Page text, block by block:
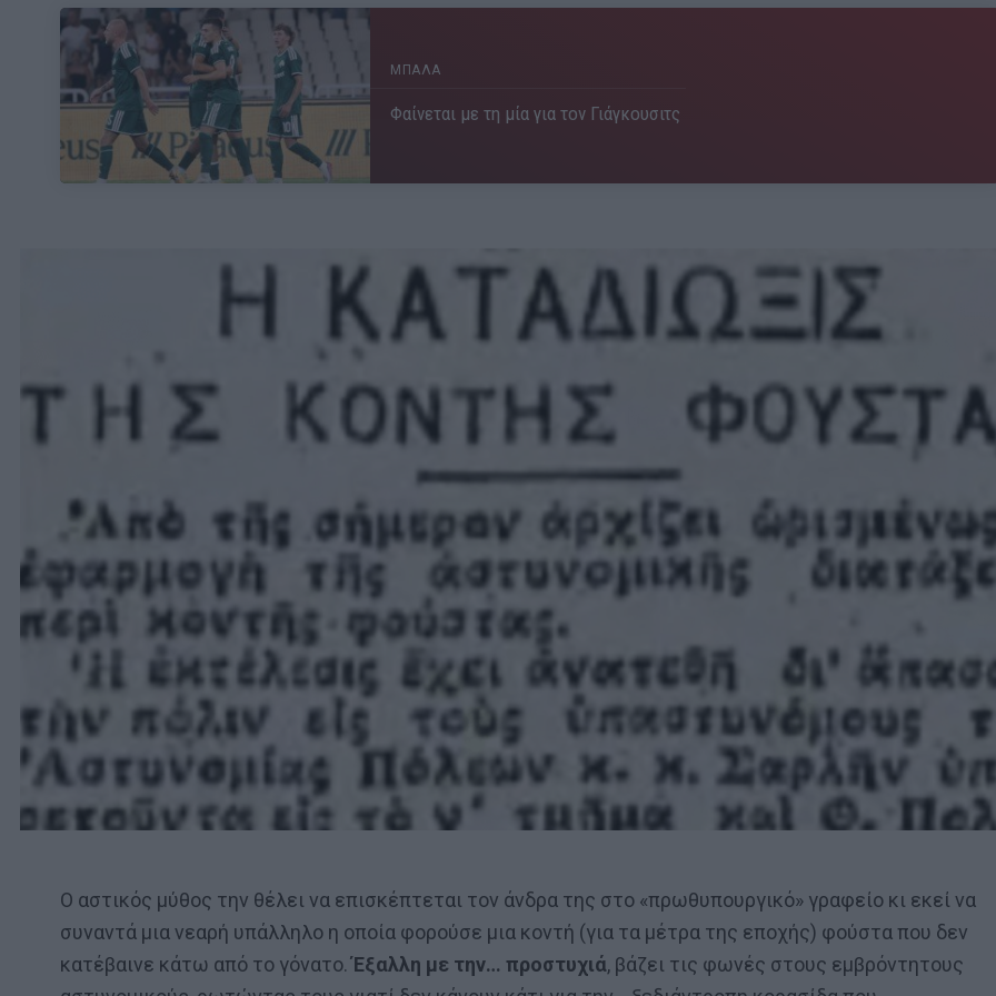
ΜΠΑΛΑ
Φαίνεται με τη μία για τον Γιάγκουσιτς
Ο αστικός μύθος την θέλει να επισκέπτεται τον άνδρα της στο «πρωθυπουργικό» γραφείο κι εκεί να
συναντά μια νεαρή υπάλληλο η οποία φορούσε μια κοντή (για τα μέτρα της εποχής) φούστα που δεν
κατέβαινε κάτω από το γόνατο.Έξαλλη με την… προστυχιά, βάζει τις φωνές στους εμβρόντητους